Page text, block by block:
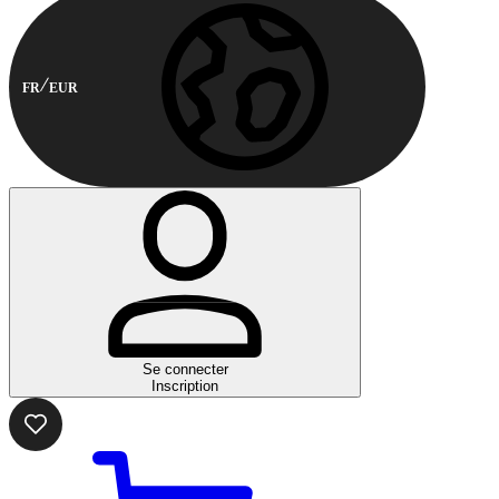
FR EUR
Se connecter
Inscription